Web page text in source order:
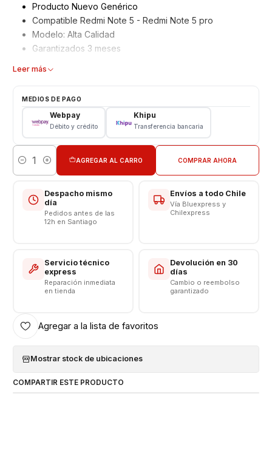
Producto Nuevo Genérico
Compatible Redmi Note 5 - Redmi Note 5 pro
Modelo: Alta Calidad
Garantizados 3 meses
Características
Modelo: Redmi Note 5 - Note 5 Pro
VALOR INCLUYE INSTALACIÓN EN TIENDA
Leer más
MEDIOS DE PAGO
Webpay
Débito y crédito
Khipu
Transferencia bancaria
Cantidad
AGREGAR AL CARRO COMPRAR AHORA
Despacho mismo
día
Pedidos antes de las
12h en Santiago
Envíos a todo Chile
Vía Bluexpress y
Chilexpress
Servicio técnico
express
Reparación inmediata
en tienda
Devolución en 30
días
Cambio o reembolso
garantizado
Agregar a la lista de favoritos
Mostrar stock de ubicaciones
COMPARTIR ESTE PRODUCTO